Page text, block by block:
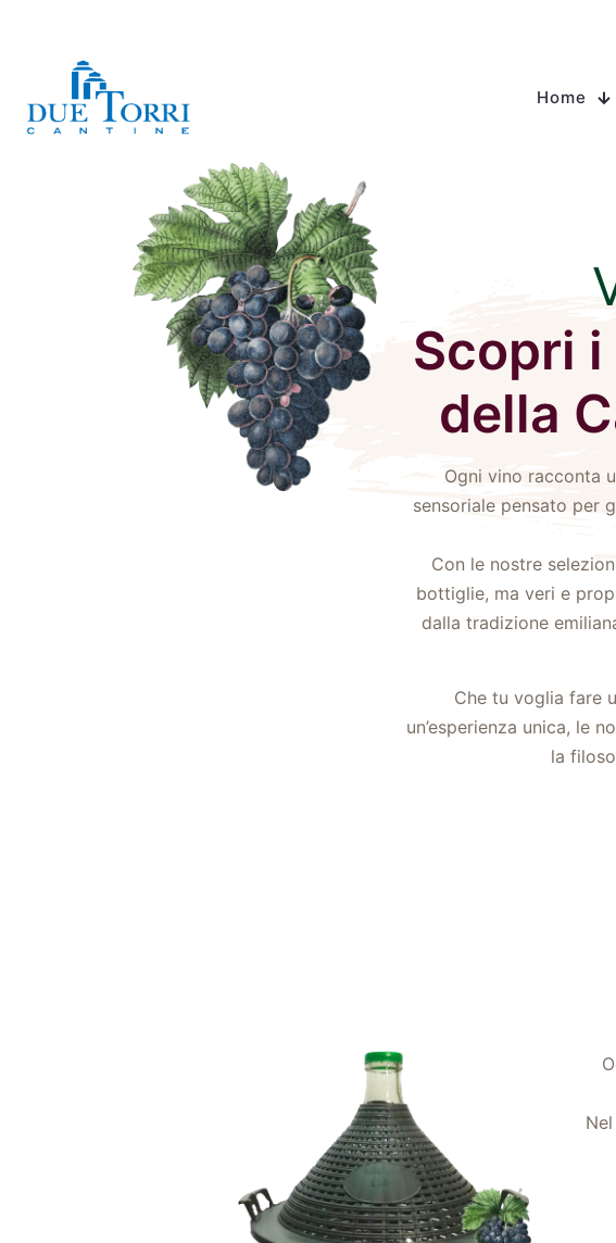
Home
Scopri
della
Ogni vino racconta
sensoriale pensato per
Con le nostre
bottiglie, ma veri e
dalla tradizione
Che tu voglia fare
un’esperienza unica, le
la